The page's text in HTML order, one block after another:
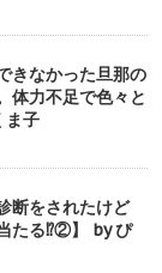
きなかった旦那の
体力不足で色々と
ま子
断をされたけど
たる⁉︎②】 by ぴ